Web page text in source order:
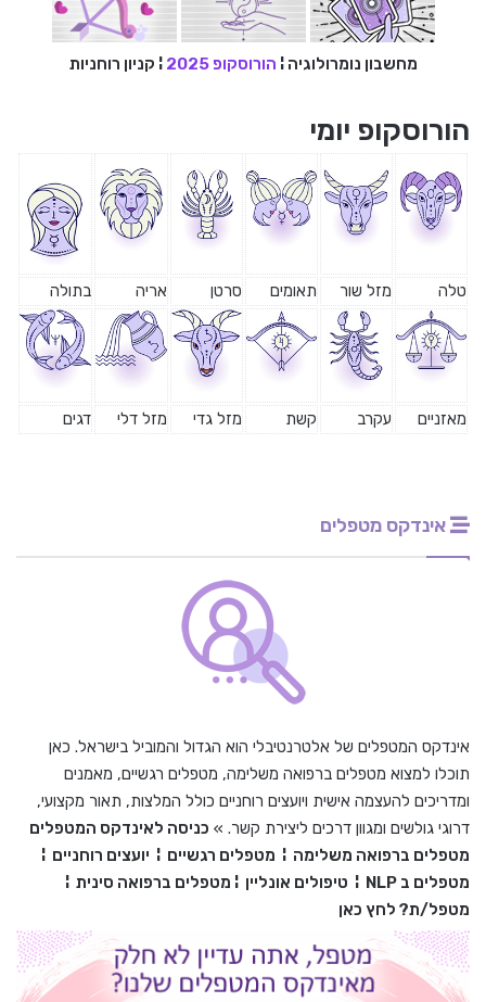
מחשבון נומרולוגיה ¦ הורוסקופ 2025 ¦ קניון רוחניות
הורוסקופ יומי
טלה מזל שור תאומים סרטן אריה בתולה
מאזניים עקרב קשת מזל גדי מזל דלי דגים
אינדקס מטפלים
אינדקס המטפלים של אלטרנטיבלי הוא הגדול והמוביל בישראל. כאן
תוכלו למצוא מטפלים ברפואה משלימה, מטפלים רגשיים, מאמנים
ומדריכים להעצמה אישית ויועצים רוחניים כולל המלצות, תאור מקצועי,
דרוגי גולשים ומגוון דרכים ליצירת קשר. » כניסה לאינדקס המטפלים
מטפלים ברפואה משלימה ¦ מטפלים רגשיים ¦ יועצים רוחניים ¦
מטפלים ב NLP
¦ טיפולים אונליין ¦ מטפלים ברפואה סינית ¦
מטפל/ת? לחץ כאן